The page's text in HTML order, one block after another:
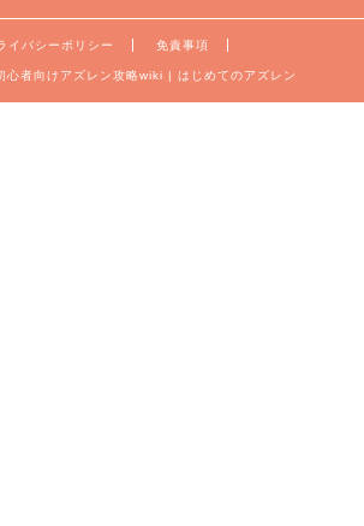
イバシーポリシー 免責事項
者向けアズレン攻略wiki | はじめてのアズレン